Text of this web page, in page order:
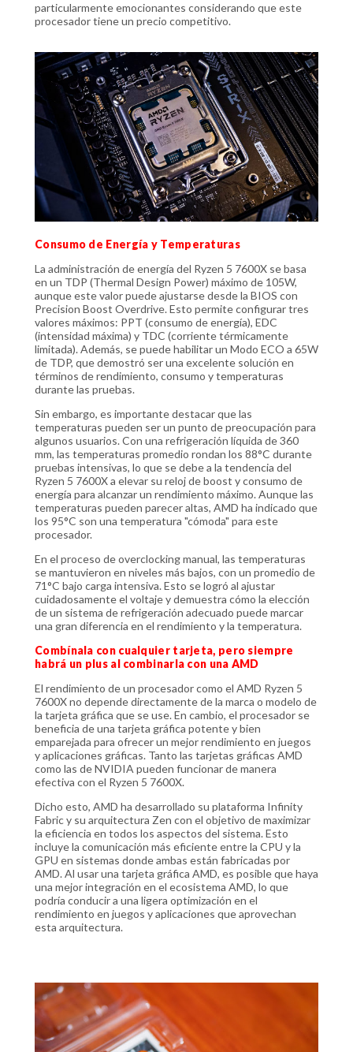
particularmente emocionantes considerando que este
procesador tiene un precio competitivo.
Consumo de Energía y Temperaturas
La administración de energía del Ryzen 5 7600X se basa
en un TDP (Thermal Design Power) máximo de 105W,
aunque este valor puede ajustarse desde la BIOS con
Precision Boost Overdrive. Esto permite configurar tres
valores máximos: PPT (consumo de energía), EDC
(intensidad máxima) y TDC (corriente térmicamente
limitada). Además, se puede habilitar un Modo ECO a 65W
de TDP, que demostró ser una excelente solución en
términos de rendimiento, consumo y temperaturas
durante las pruebas.
Sin embargo, es importante destacar que las
temperaturas pueden ser un punto de preocupación para
algunos usuarios. Con una refrigeración líquida de 360
mm, las temperaturas promedio rondan los 88°C durante
pruebas intensivas, lo que se debe a la tendencia del
Ryzen 5 7600X a elevar su reloj de boost y consumo de
energía para alcanzar un rendimiento máximo. Aunque las
temperaturas pueden parecer altas, AMD ha indicado que
los 95°C son una temperatura "cómoda" para este
procesador.
En el proceso de overclocking manual, las temperaturas
se mantuvieron en niveles más bajos, con un promedio de
71°C bajo carga intensiva. Esto se logró al ajustar
cuidadosamente el voltaje y demuestra cómo la elección
de un sistema de refrigeración adecuado puede marcar
una gran diferencia en el rendimiento y la temperatura.
Combínala con cualquier tarjeta, pero siempre
habrá un plus al combinarla con una AMD
El rendimiento de un procesador como el AMD Ryzen 5
7600X no depende directamente de la marca o modelo de
la tarjeta gráfica que se use. En cambio, el procesador se
beneficia de una tarjeta gráfica potente y bien
emparejada para ofrecer un mejor rendimiento en juegos
y aplicaciones gráficas. Tanto las tarjetas gráficas AMD
como las de NVIDIA pueden funcionar de manera
efectiva con el Ryzen 5 7600X.
Dicho esto, AMD ha desarrollado su plataforma Infinity
Fabric y su arquitectura Zen con el objetivo de maximizar
la eficiencia en todos los aspectos del sistema. Esto
incluye la comunicación más eficiente entre la CPU y la
GPU en sistemas donde ambas están fabricadas por
AMD. Al usar una tarjeta gráfica AMD, es posible que haya
una mejor integración en el ecosistema AMD, lo que
podría conducir a una ligera optimización en el
rendimiento en juegos y aplicaciones que aprovechan
esta arquitectura.